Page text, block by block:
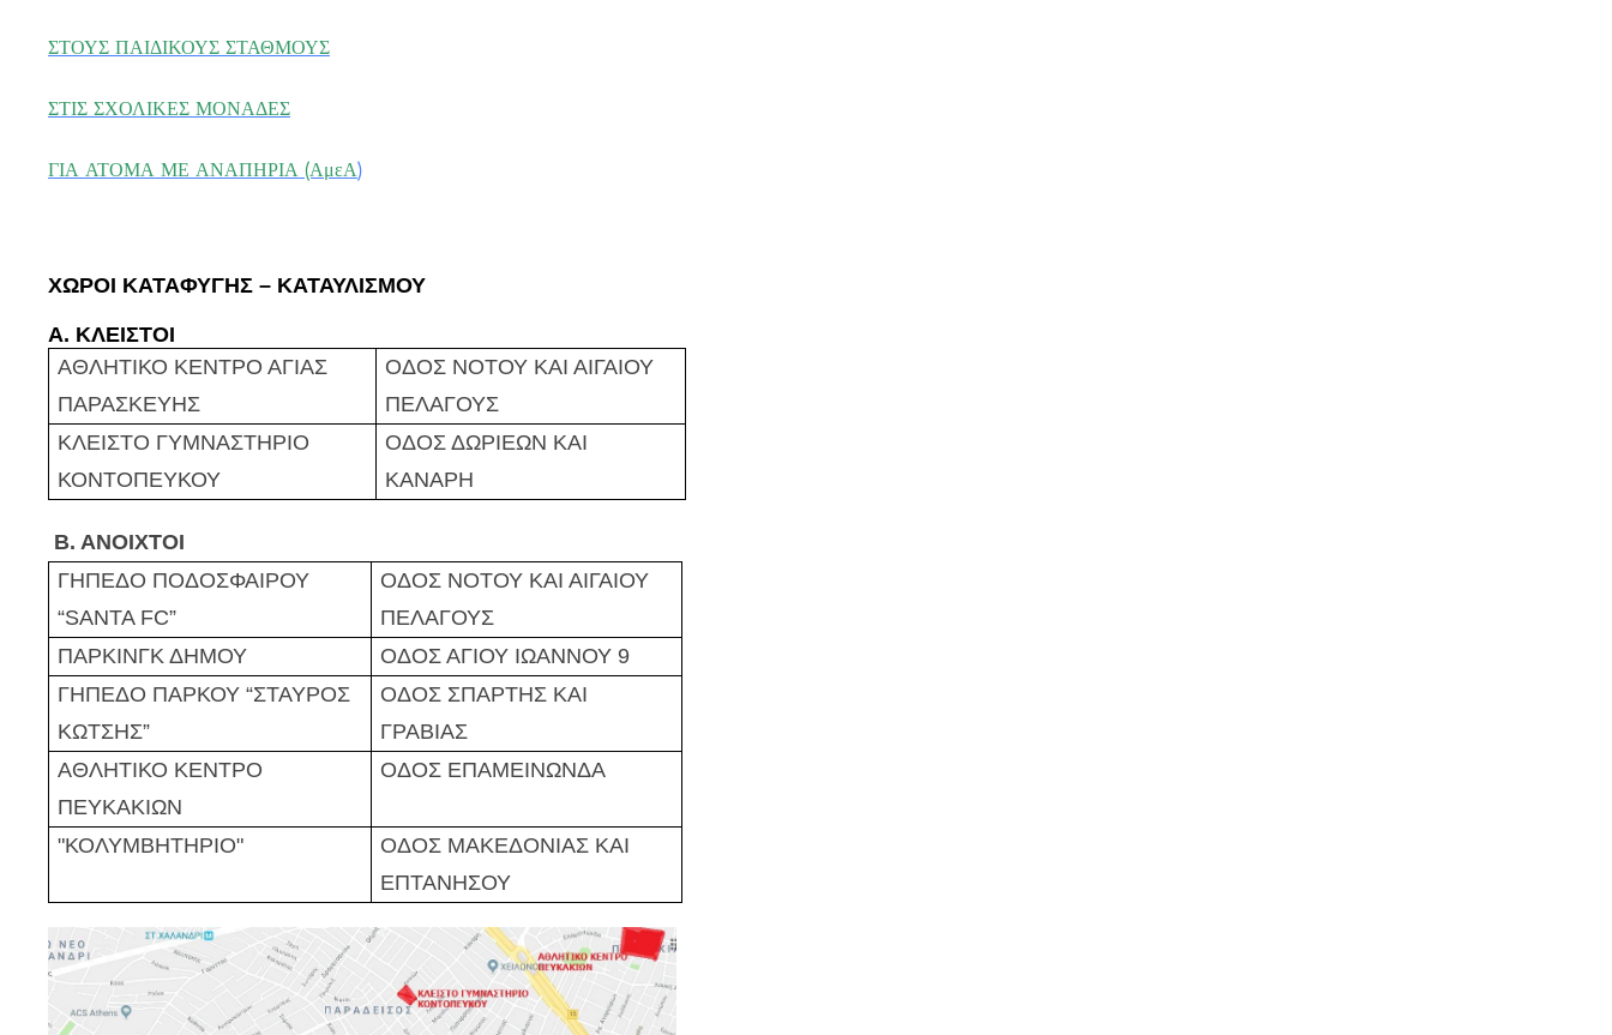
ΣΤΟΥΣ ΠΑΙΔΙΚΟΥΣ ΣΤΑΘΜΟΥΣ
ΣΤΙΣ ΣΧΟΛΙΚΕΣ ΜΟΝΑΔΕΣ
ΓΙΑ ΑΤΟΜΑ ΜΕ ΑΝΑΠΗΡΙΑ (ΑμεΑ)
ΧΩΡΟΙ ΚΑΤΑΦΥΓΗΣ – ΚΑΤΑΥΛΙΣΜΟΥ
Α. ΚΛΕΙΣΤΟΙ
ΑΘΛΗΤΙΚΟ ΚΕΝΤΡΟ ΑΓΙΑΣ
ΠΑΡΑΣΚΕΥΗΣ
ΟΔΟΣ ΝΟΤΟΥ ΚΑΙ ΑΙΓΑΙΟΥ
ΠΕΛΑΓΟΥΣ
ΚΛΕΙΣΤΟ ΓΥΜΝΑΣΤΗΡΙΟ
ΚΟΝΤΟΠΕΥΚΟΥ
ΟΔΟΣ ΔΩΡΙΕΩΝ ΚΑΙ
ΚΑΝΑΡΗ
Β. ΑΝΟΙΧΤΟΙ
ΓΗΠΕΔΟ ΠΟΔΟΣΦΑΙΡΟΥ
“SANTA FC”
ΟΔΟΣ ΝΟΤΟΥ ΚΑΙ ΑΙΓΑΙΟΥ
ΠΕΛΑΓΟΥΣ
ΠΑΡΚΙΝΓΚ ΔΗΜΟΥ
ΟΔΟΣ ΑΓΙΟΥ ΙΩΑΝΝΟΥ 9
ΓΗΠΕΔΟ ΠΑΡΚΟΥ“ΣΤΑΥΡΟΣ
ΚΩΤΣΗΣ”
ΟΔΟΣ ΣΠΑΡΤΗΣ ΚΑΙ
ΓΡΑΒΙΑΣ
ΑΘΛΗΤΙΚΟ ΚΕΝΤΡΟ
ΠΕΥΚΑΚΙΩΝ
ΟΔΟΣ ΕΠΑΜΕΙΝΩΝΔΑ
"ΚΟΛΥΜΒΗΤΗΡΙΟ"
ΟΔΟΣ ΜΑΚΕΔΟΝΙΑΣ ΚΑΙ
ΕΠΤΑΝΗΣΟΥ